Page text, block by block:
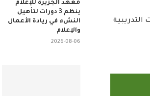
التدريبية
معهد الجزيرة للإعلام
ينظم 3 دورات لتأهيل
النشء في ريادة الأعمال
والإعلام
2026-08-06